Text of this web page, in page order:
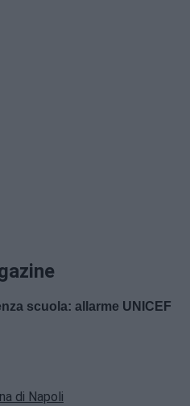
scuola: allarme UNICEF
di Napoli